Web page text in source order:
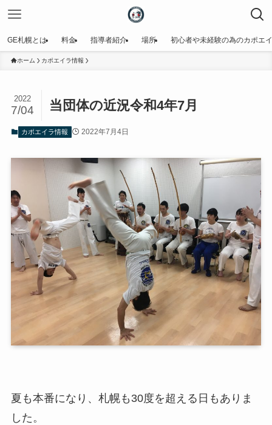
GE札幌とは 料金 指導者紹介 場所 初心者や未経験の為のカポエ
ホーム カポエイラ情報
当団体の近況令和4年7月
2022
7/04
カポエイラ情報 2022年7月4日
夏も本番になり、札幌も30度を超える日もありま
した。